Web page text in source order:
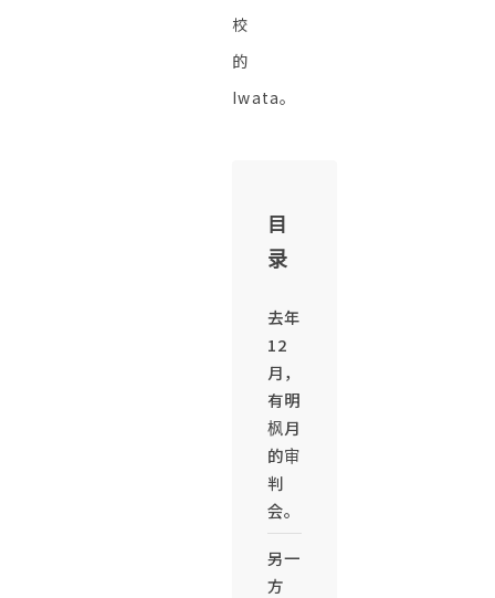
校
的
Iwata。
目
录
去年
12
月，
有明
枫月
的审
判
会。
另一
方